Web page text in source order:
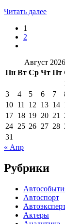
Читать далее
1
2
Август 2026
Пн Вт Ср Чт Пт
3
4 5 6 7
10 11 12 13 14
17 18 19 20 21
24 25 26 27 28
31
« Апр
Рубрики
Автоспорт
Актеры